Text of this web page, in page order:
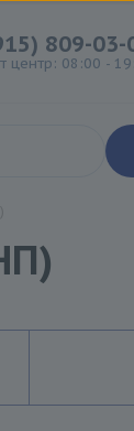
809-03-
центр: 08:00 -